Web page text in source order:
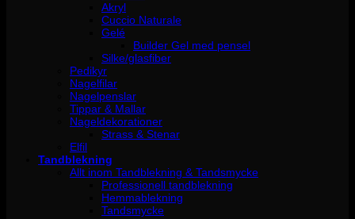
Akryl
Cuccio Naturale
Gelé
Builder Gel med pensel
Silke/glasfiber
Pedikyr
Nagelfilar
Nagelpenslar
Tippar & Mallar
Nageldekorationer
Strass & Stenar
Elfil
Tandblekning
Allt inom Tandblekning & Tandsmycke
Professionell tandblekning
Hemmablekning
Tandsmycke